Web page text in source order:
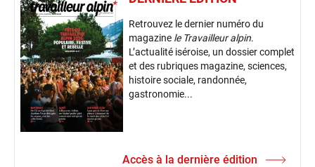
Retrouvez le dernier numéro du
magazine le Travailleur alpin.
L’actualité iséroise, un dossier complet
et des rubriques magazine, sciences,
histoire sociale, randonnée,
gastronomie...
Accès à la dernière édition